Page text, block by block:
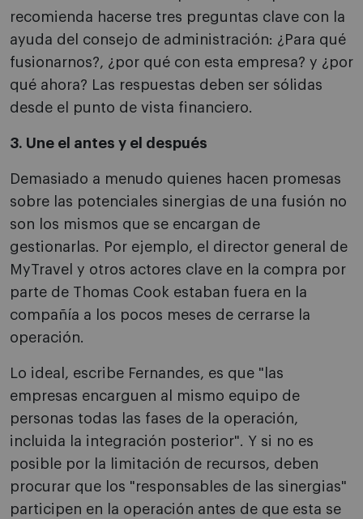
recomienda hacerse tres preguntas clave con la
ayuda del consejo de administración: ¿Para qué
fusionarnos?, ¿por qué con esta empresa? y ¿por
qué ahora? Las respuestas deben ser sólidas
desde el punto de vista financiero.
3. Une el antes y el después
Demasiado a menudo quienes hacen promesas
sobre las potenciales sinergias de una fusión no
son los mismos que se encargan de
gestionarlas. Por ejemplo, el director general de
MyTravel y otros actores clave en la compra por
parte de Thomas Cook estaban fuera en la
compañía a los pocos meses de cerrarse la
operación.
Lo ideal, escribe Fernandes, es que "las
empresas encarguen al mismo equipo de
personas todas las fases de la operación,
incluida la integración posterior". Y si no es
posible por la limitación de recursos, deben
procurar que los "responsables de las sinergias"
participen en la operación antes de que esta se